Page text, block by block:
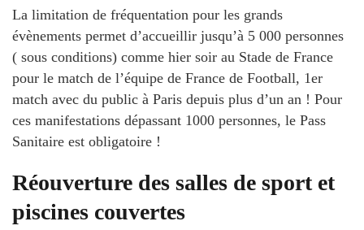
La limitation de fréquentation pour les grands
évènements permet d’accueillir jusqu’à 5 000 personnes
( sous conditions) comme hier soir au Stade de France
pour le match de l’équipe de France de Football, 1er
match avec du public à Paris depuis plus d’un an ! Pour
ces manifestations dépassant 1000 personnes, le Pass
Sanitaire est obligatoire !
Réouverture des salles de sport et
piscines couvertes